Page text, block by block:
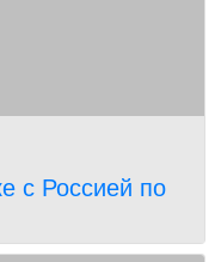
с Россией по